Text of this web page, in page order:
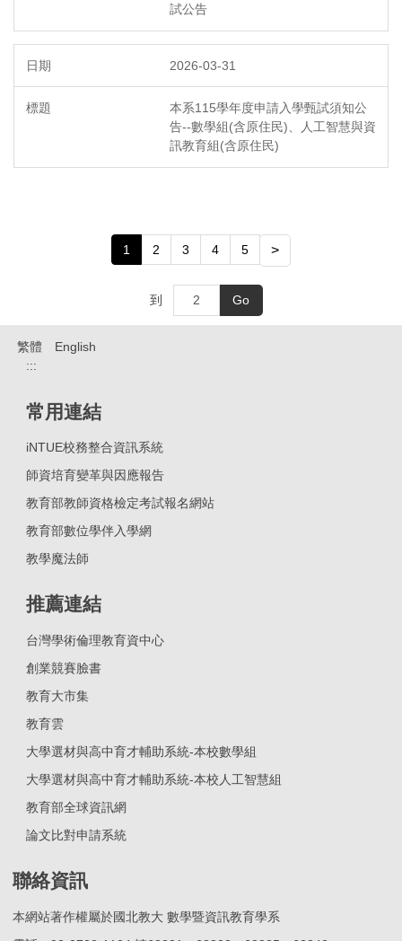
試公告
2026-03-31
本系115學年度申請入學甄試須知公
告--數學組(含原住民)、人工智慧與資
訊教育組(含原住民)
1 2 3 4 5 >
到 Go
繁體
English
:::
常用連結
iNTUE校務整合資訊系統
師資培育變革與因應報告
教育部教師資格檢定考試報名網站
教育部數位學伴入學網
教學魔法師
推薦連結
台灣學術倫理教育資中心
創業競賽臉書
教育大市集
教育雲
大學選材與高中育才輔助系統-本校數學組
大學選材與高中育才輔助系統-本校人工智慧組
教育部全球資訊網
論文比對申請系統
聯絡資訊
本網站著作權屬於國北教大 數學暨資訊教育學系